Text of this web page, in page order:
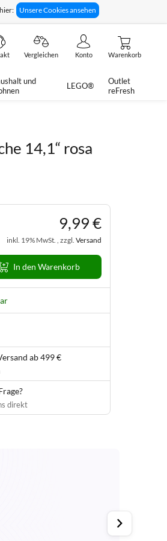
Unsere Cookies ansehen
Technische Unterstützung
Vergleichen Konto Warenkorb
und
LEGO®
Outlet
reFresh
14,1“ rosa
9,99€
inkl. 19% MwSt. , zzgl. Versand
In den Warenkorb
ab 499 €
direkt